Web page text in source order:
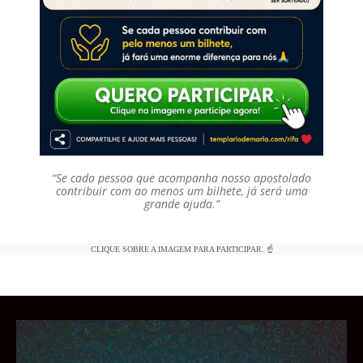
“Se cada pessoa que acompanha nosso apostolado
contribuir com ao menos um bilhete, já será uma
grande ajuda.”
CLIQUE SOBRE A IMAGEM PARA PARTICIPAR. ☝️